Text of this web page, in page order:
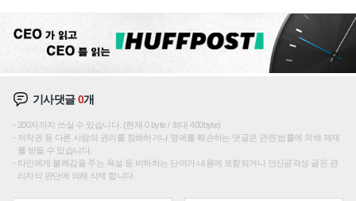
기사댓글0개
200자까지 쓰실 수 있습니다. (현재 0 byte / 최대 400byte)
저작권 등 다른 사람의 권리를 침해하거나 명예를 훼손하는 댓글은 관련 법률에 의해 제재
를 받을 수 있습니다.
타인에게 불쾌감을 주는 욕설 등 비하하는 단어가 내용에 포함되거나 인신공격성 글은 관
리자의 판단에 의해 삭제 합니다.